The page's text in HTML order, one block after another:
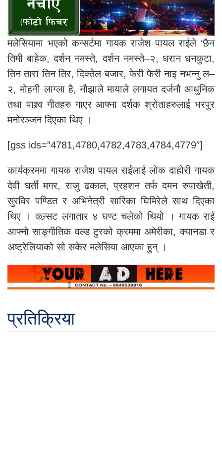
मलेसियामा भएको कन्सर्टमा गायक राजेश पायल राईले ‘छैन
तिमी बाहेक, दर्शन नमस्ते, दर्शन नमस्ते–२, धरान धनकुटा,
तिन तारा तिन तिर, दिक्तेल बजार, फेरी फेरी नाइ नभन्नु ल–
२, मोहनी लाग्ला है, नौझाले मायाले लगायत दर्जनौ आधुनिक
तथा पाश्र्व गीतहरु गाएर आफ्ना दर्शक श्रोताहरुलाई भरपुर
मनोरञ्जन दिएका थिए ।
[gss ids=”4781,4780,4782,4783,4784,4779″]
कार्यक्रममा गायक राजेश पायल राईलाई लोक दाहोरी गायक
देवी घर्ती मगर, राजु ढकाल, प्रहशन तर्फ दमन रुपाखेती,
सुरविर पण्डित र अभिनेत्री सारिका घिमिरेले साथ दिएका
थिए । कन्र्सट लगातार ४ घण्ट चलेको थियो । गायक राई
आफ्नो साङ्गीतिक वल्ड टुरको क्रममा अमेरीका, क्यानडा र
अष्ट्रेलियाको सो सकेर मलेसिया आएका हुन् ।
प्रतिक्रिया